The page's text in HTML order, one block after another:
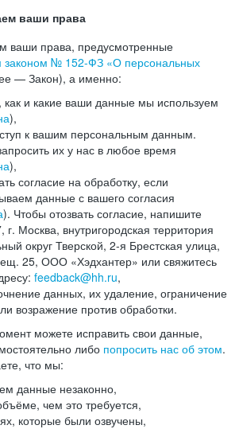
ваши права
ваши права, предусмотренные
законом № 152-ФЗ «О персональных
— Закон), а именно:
как и какие ваши данные мы используем
),
к вашим персональным данным.
их у нас в любое время
),
согласие на обработку, если
данные с вашего согласия
). Чтобы отозвать согласие, напишите
Москва, внутригородская территория
округ Тверской, 2-я Брестская улица,
25, ООО «Хэдхантер» или свяжитесь
feedback@hh.ru,
данных, их удаление, ограничение
возражение против обработки.
можете исправить свои данные,
либо попросить нас об этом.
что мы:
данные незаконно,
чем это требуется,
которые были озвучены,